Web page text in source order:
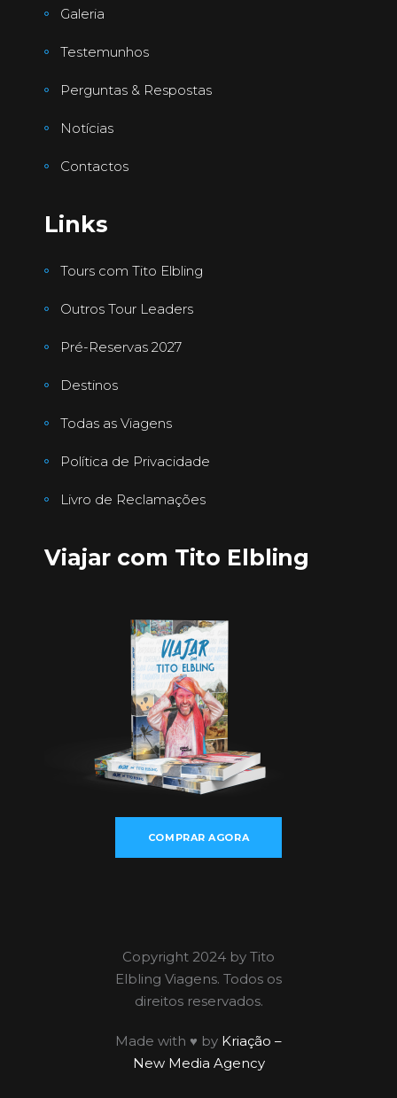
Galeria
Testemunhos
Perguntas & Respostas
Notícias
Contactos
Links
Tours com Tito Elbling
Outros Tour Leaders
Pré-Reservas 2027
Destinos
Todas as Viagens
Política de Privacidade
Livro de Reclamações
Viajar com Tito Elbling
COMPRAR AGORA
Copyright 2024 by Tito
Elbling Viagens. Todos os
direitos reservados.
Made with ♥ by Kriação –
New Media Agency